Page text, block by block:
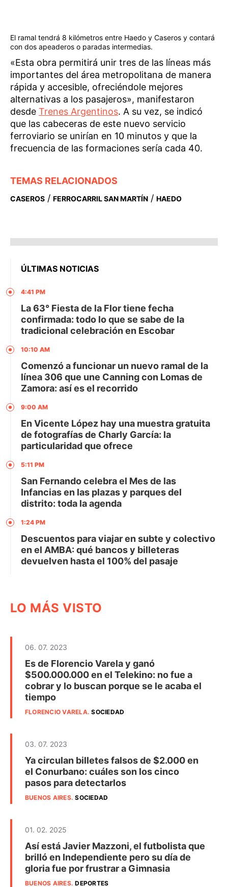
El ramal tendrá 8 kilómetros entre Haedo y Caseros y contará
con dos apeaderos o paradas intermedias.
«Esta obra permitirá unir tres de las líneas más
importantes del área metropolitana de manera
rápida y accesible, ofreciéndole mejores
alternativas a los pasajeros», manifestaron
desde Trenes Argentinos. A su vez, se indicó
que las cabeceras de este nuevo servicio
ferroviario se unirían en 10 minutos y que la
frecuencia de las formaciones sería cada 40.
TEMAS RELACIONADOS
CASEROS / FERROCARRIL SAN MARTÍN / HAEDO
ÚLTIMAS NOTICIAS
4:41 PM
La 63° Fiesta de la Flor tiene fecha
confirmada: todo lo que se sabe de la
tradicional celebración en Escobar
10:10 AM
Comenzó a funcionar un nuevo ramal de la
línea 306 que une Canning con Lomas de
Zamora: así es el recorrido
9:00 AM
En Vicente López hay una muestra gratuita
de fotografías de Charly García: la
particularidad que ofrece
5:11 PM
San Fernando celebra el Mes de las
Infancias en las plazas y parques del
distrito: toda la agenda
1:24 PM
Descuentos para viajar en subte y colectivo
en el AMBA: qué bancos y billeteras
devuelven hasta el 100% del pasaje
LO MÁS VISTO
06. 07. 2023
Es de Florencio Varela y ganó
$500.000.000 en el Telekino: no fue a
cobrar y lo buscan porque se le acaba el
tiempo
FLORENCIO VARELA.SOCIEDAD
03. 07. 2023
Ya circulan billetes falsos de $2.000 en
el Conurbano: cuáles son los cinco
pasos para detectarlos
BUENOS AIRES.SOCIEDAD
01. 02. 2025
Así está Javier Mazzoni, el futbolista que
brilló en Independiente pero su día de
gloria fue por frustrar a Gimnasia
BUENOS AIRES.DEPORTES